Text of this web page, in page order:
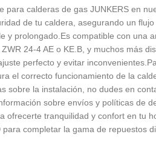
calderas de gas JUNKERS en
de tu caldera, asegurando un
prolongado.Es compatible con
24-4 AE o KE.B, y muchos
perfecto y evitar
el correcto funcionamiento de la
sobre la instalación, no dudes en
sobre envíos y políticas de
tranquilidad y confort en tu
para completar la gama de repuestos